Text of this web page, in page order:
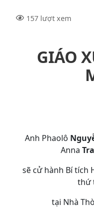
157 lượt xem
GIÁO
Anh Phaolô
Anna
sẽ cử hành Bí tích
thứ
tại Nhà